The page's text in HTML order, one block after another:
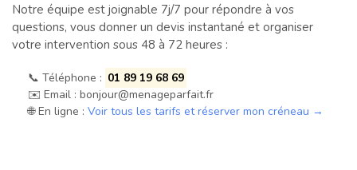
Notre équipe est joignable 7j/7 pour répondre à vos
questions, vous donner un devis instantané et organiser
votre intervention sous 48 à 72 heures :
📞 Téléphone : 01 89 19 68 69
✉️ Email : bonjour@menageparfait.fr
🌐 En ligne : Voir tous les tarifs et réserver mon créneau →